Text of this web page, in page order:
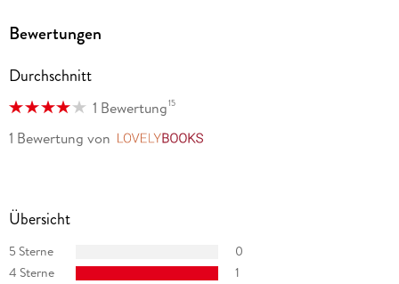
Bewertungen
Durchschnitt
1 Bewertung15
1 Bewertung von
Übersicht
5 Sterne
0
4 Sterne
1